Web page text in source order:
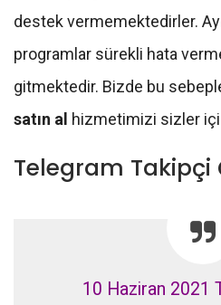
destek vermemektedirler.
programlar sürekli hata
gitmektedir. Bizde bu
satın al hizmetimizi sizler
Telegram Takipçi
10 Haziran 2021